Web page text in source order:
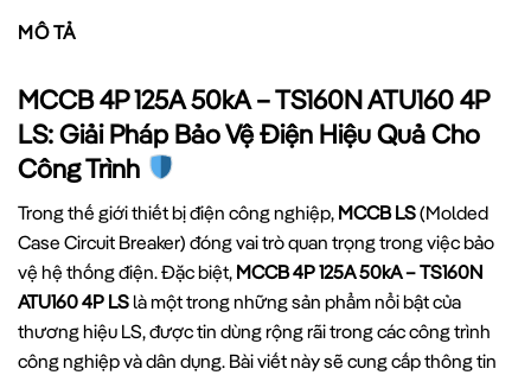
MÔ TẢ
MCCB 4P 125A 50kA – TS160N ATU160 4P
LS: Giải Pháp Bảo Vệ Điện Hiệu Quả Cho
Công Trình
Trong thế giới thiết bị điện công nghiệp, MCCB LS(Molded
Case Circuit Breaker) đóng vai trò quan trọng trong việc bảo
vệ hệ thống điện. Đặc biệt, MCCB 4P 125A 50kA – TS160N
ATU160 4P LS là một trong những sản phẩm nổi bật của
thương hiệu LS, được tin dùng rộng rãi trong các công trình
công nghiệp và dân dụng. Bài viết này sẽ cung cấp thông tin